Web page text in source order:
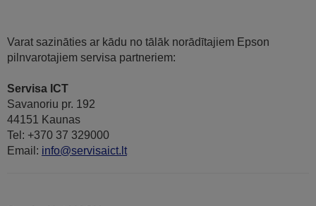
Varat sazināties ar kādu no tālāk norādītajiem Epson
pilnvarotajiem servisa partneriem:
Servisa ICT
Savanoriu pr. 192
44151 Kaunas
Tel: +370 37 329000
Email: info@servisaict.lt